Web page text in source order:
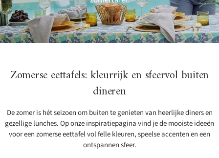
Zomerse eettafels: kleurrijk en sfeervol buiten
dineren
De zomer is hét seizoen om buiten te genieten van heerlijke diners en
gezellige lunches. Op onze inspiratiepagina vind je de mooiste ideeën
voor een zomerse eettafel vol felle kleuren, speelse accenten en een
ontspannen sfeer.